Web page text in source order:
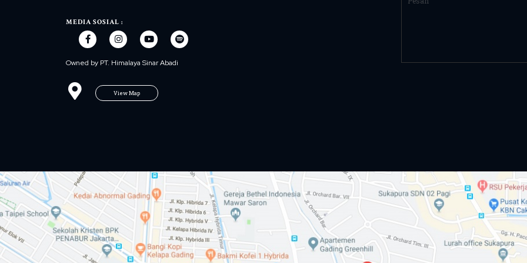
MEDIA SOSIAL :
Owned by PT. Himalaya Sinar Abadi
View Map